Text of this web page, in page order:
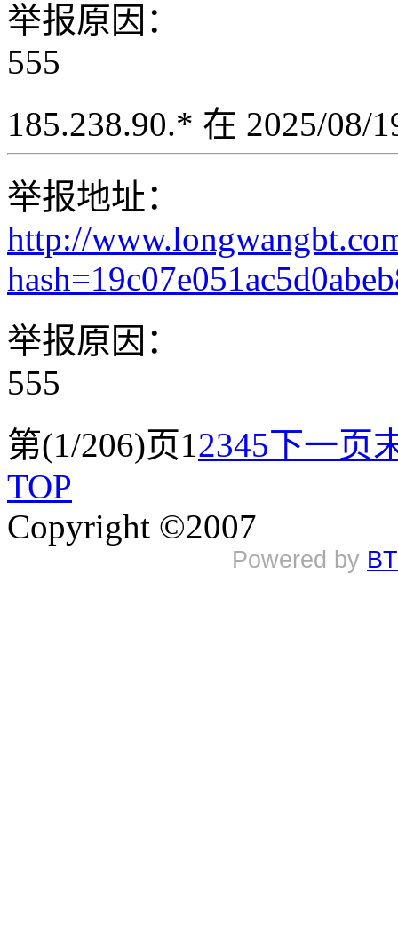
举报原因：
555
185.238.90.* 在 2025/08/
举报地址：
http://
举报原因：
555
第(1/206)页12345下一页
TOP
Copyright ©2007
Powered by